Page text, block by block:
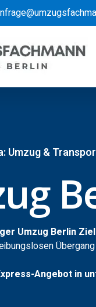
Umzug &
Umzug Berlin
Angebot in